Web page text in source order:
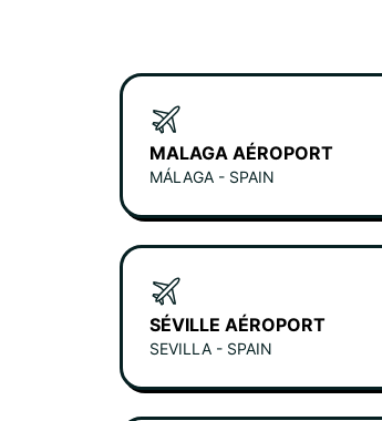
MALAGA AÉROPORT
MÁLAGA - SPAIN
SÉVILLE AÉROPORT
SEVILLA - SPAIN